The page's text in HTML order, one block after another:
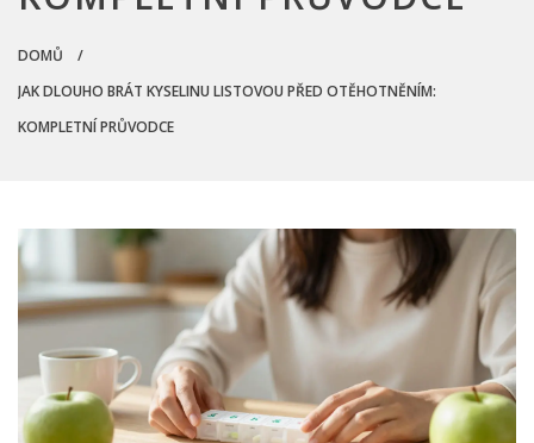
DOMŮ
JAK DLOUHO BRÁT KYSELINU LISTOVOU PŘED OTĚHOTNĚNÍM:
KOMPLETNÍ PRŮVODCE